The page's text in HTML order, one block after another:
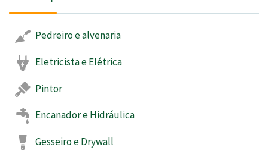
Pedreiro e alvenaria
Eletricista e Elétrica
Pintor
Encanador e Hidráulica
Gesseiro e Drywall